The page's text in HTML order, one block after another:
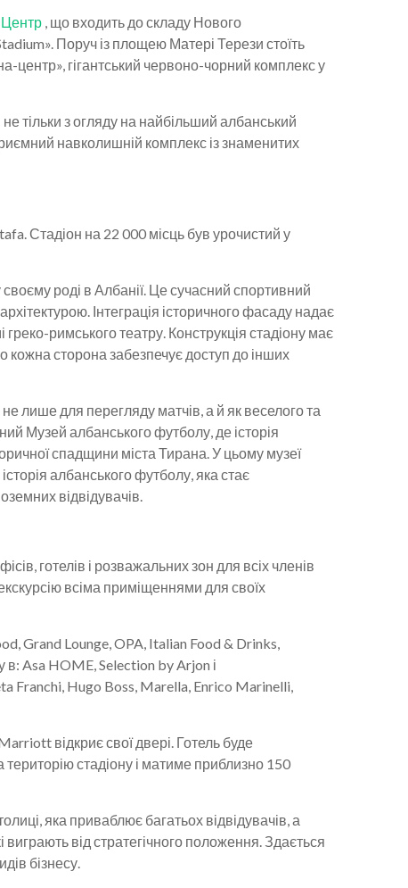
, що входить до складу Нового
Поруч із площею Матері Терези стоїть
центр», гігантський червоно-чорний комплекс у
тільки з огляду на найбільший албанський
навколишній комплекс із знаменитих
Стадіон на 22 000 місць був урочистий у
своєму роді в Албанії. Це сучасний спортивний
Інтеграція історичного фасаду надає
римського театру. Конструкція стадіону має
сторона забезпечує доступ до інших
лише для перегляду матчів, а й як веселого та
Музей албанського футболу, де історія
спадщини міста Тирана. У цьому музеї
албанського футболу, яка стає
відвідувачів.
готелів і розважальних зон для всіх членів
всіма приміщеннями для своїх
Grand Lounge, OPA, Italian Food & Drinks,
Asa HOME, Selection by Arjon і
Franchi, Hugo Boss, Marella, Enrico Marinelli,
відкриє свої двері. Готель буде
стадіону і матиме приблизно 150
яка приваблює багатьох відвідувачів, а
від стратегічного положення. Здається
бізнесу.